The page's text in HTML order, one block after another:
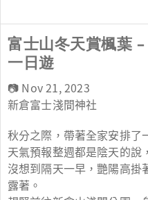
富士山冬天賞楓葉
一日遊
📷 Nov 21, 2023
新倉富士淺間神社
秋分之際，帶著全家安排了
天氣預報整週都是陰天的說
沒想到隔天一早，艷陽高掛
露著。